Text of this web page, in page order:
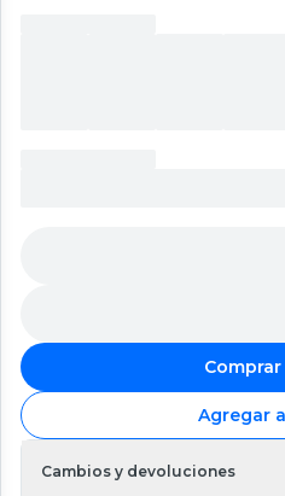
Agregar
Cambios y devoluciones